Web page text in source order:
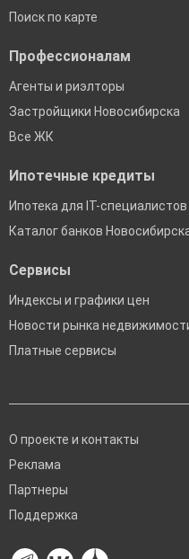
Поиск по карте
Профессионалам
Агенты и риэлторы
Застройщики Новосибирска
Все ЖК
Ипотечные кредиты
Ипотека для IT-специалистов
Каталог банков
Сервисы
Индексы и графики цен
Новости рынка
Платные сервисы
О проекте и контакты
Реклама
Партнеры
Поддержка